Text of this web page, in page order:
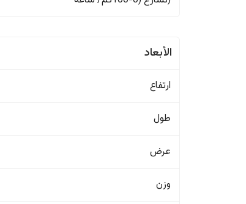
الأبعاد
ارتفاع
طول
عرض
وزن